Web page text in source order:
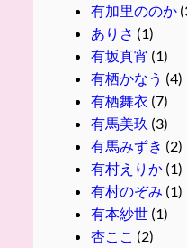
有加里ののか
ありさ (1)
有坂真宵 (1)
有栖かなう (4)
有栖舞衣 (7)
有馬美玖 (3)
有馬みずき (2)
有村えりか(1)
有村のぞみ (1)
有本紗世(1)
杏ここ (2)